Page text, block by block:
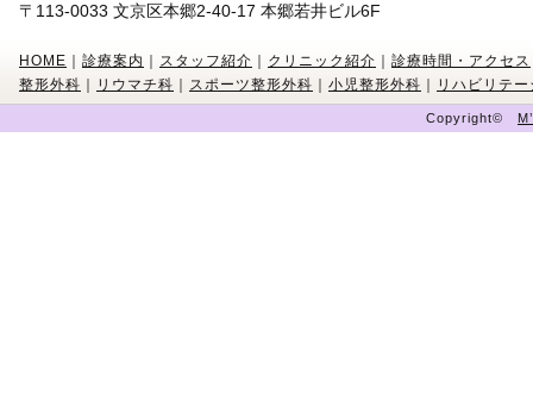
〒113-0033 文京区本郷2-40-17 本郷若井ビル6F
HOME 診療案内 スタッフ紹介 クリニック紹介 診療時間・アクセス
整形外科
リウマチ科 スポーツ整形外科 小児整形外科 リハビリテ
Copyright©